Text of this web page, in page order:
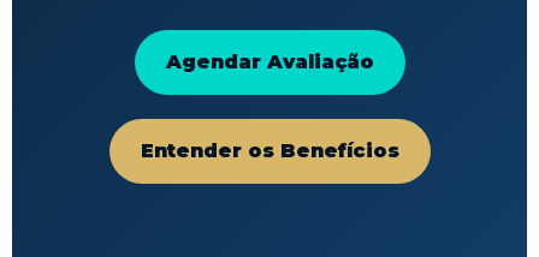
Agendar Avaliação
Entender os Benefícios